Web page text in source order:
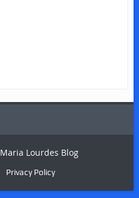
Maria Lourdes Blog
Privacy Policy